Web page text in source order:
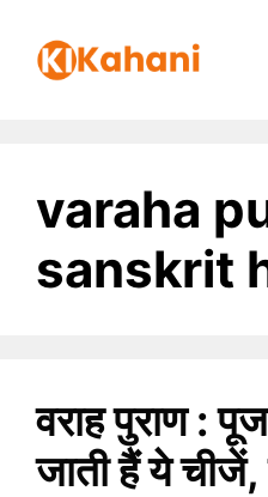
content
varaha
sanskrit
वराह पुराण :
जाती हैं ये चीजें,